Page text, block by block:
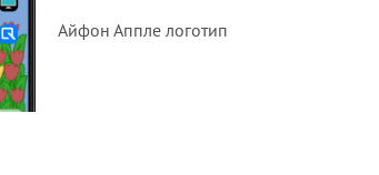
Айфон Аппле логотип